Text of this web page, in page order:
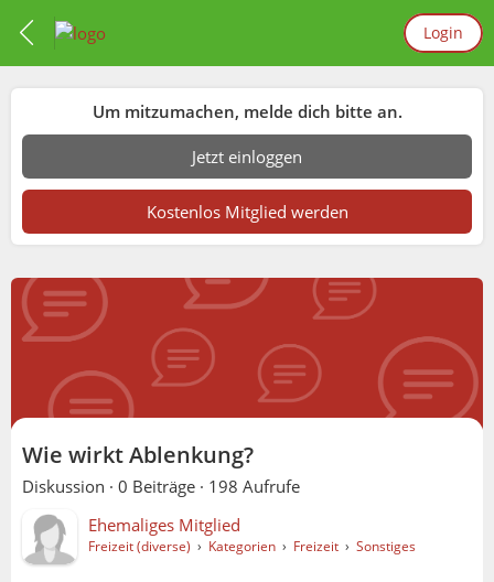
Login
Um mitzumachen, melde dich bitte an.
Jetzt einloggen
Kostenlos Mitglied werden
Wie wirkt Ablenkung?
Diskussion · 0 Beiträge · 198 Aufrufe
Ehemaliges Mitglied
Freizeit (diverse) › Kategorien › Freizeit › Sonstiges